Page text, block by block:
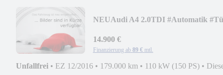
NEUAudi A4 2.0TDI #Automatik
14.900 €
Finanzierung ab 89 € mtl.
Unfallfrei • EZ 12/2016 • 179.000 km • 110 kW (150 PS) •